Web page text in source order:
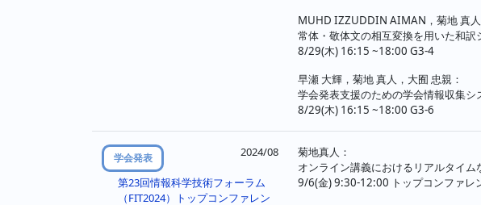
MUHD IZZUDDIN AIMAN，菊地 真人
常体・敬体文の相互変換を用いた和訳
8/29(木) 16:15 ~18:00 G3-4
早瀬 大輝，菊地 真人，大囿 忠親：
学会発表支援のための学会情報収集シ
8/29(木) 16:15 ~18:00 G3-6
学会発表 2024/08
第23回情報科学技術フォーラム
（FIT2024）トップコンファレン
菊地真人：
オンライン講義におけるリアルタイ
9/6(金) 9:30-12:00 トップコンファレ